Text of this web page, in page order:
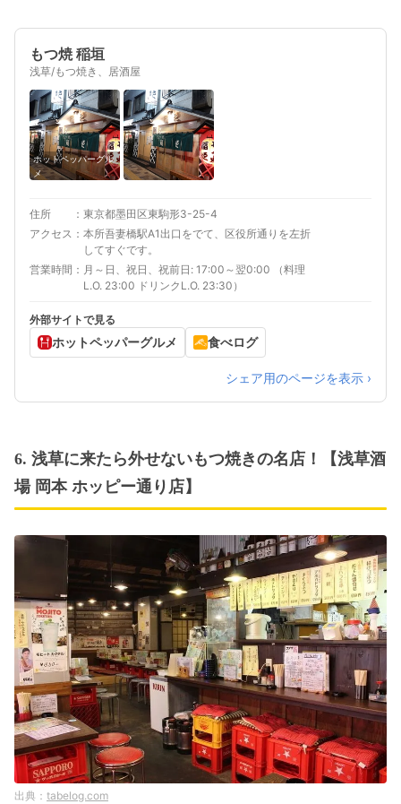
もつ焼 稲垣
浅草/もつ焼き、居酒屋
ホットペッパーグル
メ
住所
東京都墨田区東駒形3-25-4
アクセス
本所吾妻橋駅A1出口をでて、区役所通りを左折
してすぐです。
営業時間
月～日、祝日、祝前日: 17:00～翌0:00 （料理
L.O. 23:00 ドリンクL.O. 23:30）
外部サイトで見る
ホットペッパーグルメ 食べログ
シェア用のページを表示 ›
6. 浅草に来たら外せないもつ焼きの名店！【浅草酒
場 岡本 ホッピー通り店】
tabelog.com